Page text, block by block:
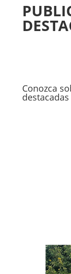
Conozca
destacadas